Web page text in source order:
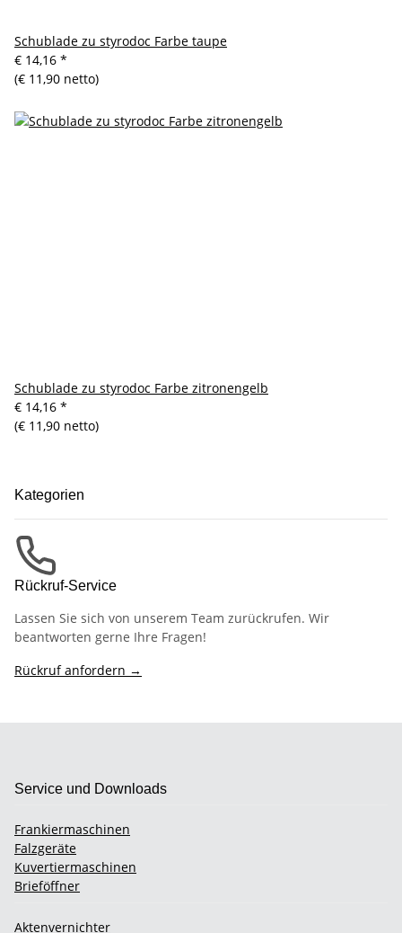
Schublade zu styrodoc Farbe taupe
€ 14,16 *
(€ 11,90 netto)
Schublade zu styrodoc Farbe zitronengelb
€ 14,16 *
(€ 11,90 netto)
Kategorien
Rückruf-Service
Lassen Sie sich von unserem Team zurückrufen. Wir
beantworten gerne Ihre Fragen!
Rückruf anfordern →
Service und Downloads
Frankiermaschinen
Falzgeräte
Kuvertiermaschinen
Brieföffner
Aktenvernichter